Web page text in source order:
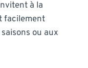
à la
facilement
ou aux